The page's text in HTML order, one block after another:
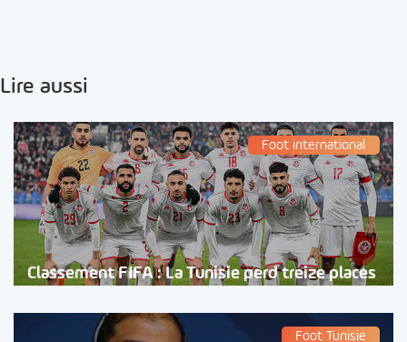
Lire aussi
Foot international
Classement FIFA : La Tunisie perd treize places
Foot Tunisie